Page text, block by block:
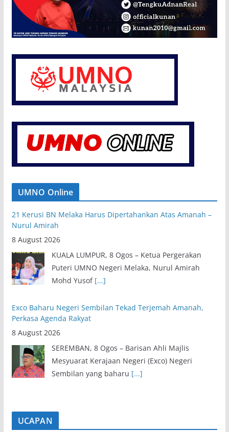
UMNO Online
21 Kerusi BN Melaka Harus Dipertahankan Atas Amanah –
Nurul Amirah
8 August 2026
KUALA LUMPUR, 8 Ogos – Ketua Pergerakan
Puteri UMNO Negeri Melaka, Nurul Amirah
Mohd Yusof [...]
Exco Baharu Negeri Sembilan Tekad Terjemah Amanah,
Perkasa Agenda Rakyat
8 August 2026
SEREMBAN, 8 Ogos – Barisan Ahli Majlis
Mesyuarat Kerajaan Negeri (Exco) Negeri
Sembilan yang baharu [...]
UCAPAN